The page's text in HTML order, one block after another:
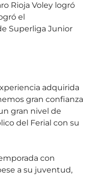
Rioja Voley logró
el
Superliga Junior
adquirida
gran confianza
gran nivel de
del Ferial con su
con
a su juventud,